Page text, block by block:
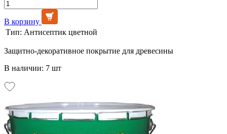
В корзину
Тип: Антисептик цветной
Защитно-декоративное покрытие для древесины
В наличии: 7 шт